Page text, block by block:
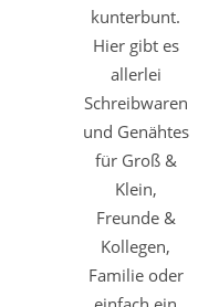
kunterbunt.
Hier gibt es
allerlei
Schreibwaren
und Genähtes
für Groß &
Klein,
Freunde &
Kollegen,
Familie oder